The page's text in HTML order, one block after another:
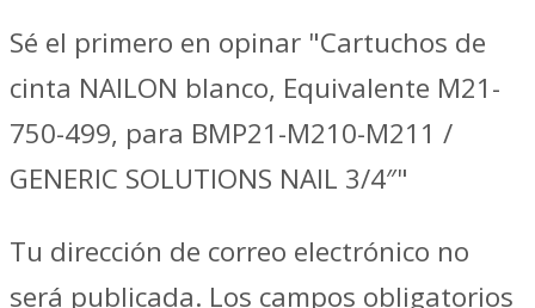
Sé el primero en opinar "Cartuchos de
cinta NAILON blanco, Equivalente M21-
750-499, para BMP21-M210-M211 /
GENERIC SOLUTIONS NAIL 3/4″"
Tu dirección de correo electrónico no
será publicada. Los campos obligatorios